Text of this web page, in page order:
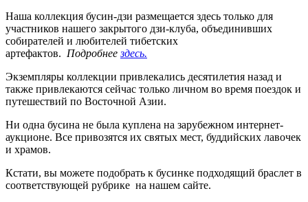
Наша коллекция бусин-дзи размещается здесь только для
участников нашего закрытого дзи-клуба, объединивших
собирателей и любителей тибетских
артефактов. Подробнеездесь.
Экземпляры коллекции привлекались десятилетия назад и
также привлекаются сейчас только личном во время поездок и
путешествий по Восточной Азии.
Ни одна бусина не была куплена на зарубежном интернет-
аукционе. Все привозятся их святых мест, буддийских лавочек
и храмов.
Кстати, вы можете подобрать к бусинке подходящий браслет в
соответствующей рубрике на нашем сайте.